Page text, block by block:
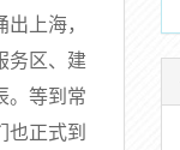
上海，
务区、建
。等到常
也正式到